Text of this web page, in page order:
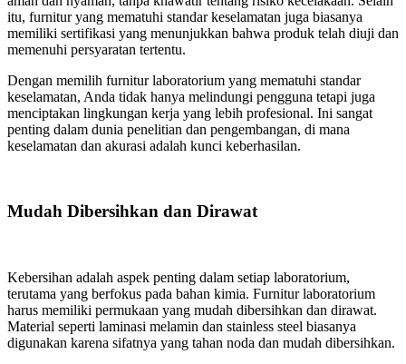
itu, furnitur yang mematuhi standar keselamatan juga biasanya
memiliki sertifikasi yang menunjukkan bahwa produk telah diuji dan
memenuhi persyaratan tertentu.
Dengan memilih furnitur laboratorium yang mematuhi standar
keselamatan, Anda tidak hanya melindungi pengguna tetapi juga
menciptakan lingkungan kerja yang lebih profesional. Ini sangat
penting dalam dunia penelitian dan pengembangan, di mana
keselamatan dan akurasi adalah kunci keberhasilan.
Mudah Dibersihkan dan Dirawat
Kebersihan adalah aspek penting dalam setiap laboratorium,
terutama yang berfokus pada bahan kimia. Furnitur laboratorium
harus memiliki permukaan yang mudah dibersihkan dan dirawat.
Material seperti laminasi melamin dan stainless steel biasanya
digunakan karena sifatnya yang tahan noda dan mudah dibersihkan.